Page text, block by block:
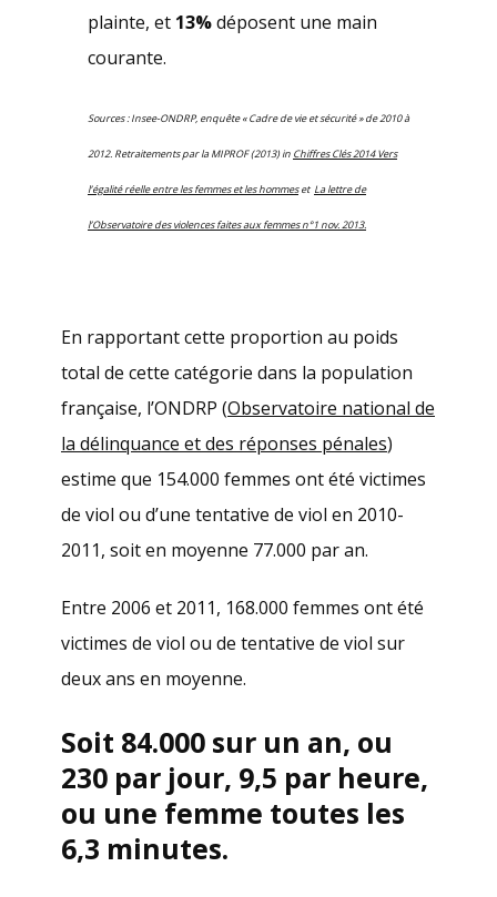
plainte, et 13%déposent une main
courante.
Sources : Insee-ONDRP, enquête « Cadre de vie et sécurité » de 2010 à
2012. Retraitements par la MIPROF (2013) in Chiffres Clés 2014 Vers
l’égalité réelle entre les femmes et les hommeset La lettre de
l’Observatoire des violences faites aux femmes n°1 nov. 2013.
En rapportant cette proportion au poids
total de cette catégorie dans la population
française, l’ONDRP (Observatoire national de
la délinquance et des réponses pénales)
estime que 154.000 femmes ont été victimes
de viol ou d’une tentative de viol en 2010-
2011, soit en moyenne 77.000 par an.
Entre 2006 et 2011, 168.000 femmes ont été
victimes de viol ou de tentative de viol sur
deux ans en moyenne.
Soit 84.000 sur un an, ou
230 par jour, 9,5 par heure,
ou une femme toutes les
6,3 minutes.